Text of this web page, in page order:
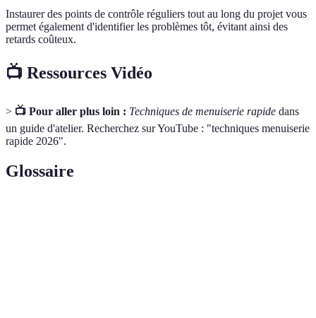
Instaurer des points de contrôle réguliers tout au long du projet vous
permet également d'identifier les problèmes tôt, évitant ainsi des
retards coûteux.
📺 Ressources Vidéo
> 📺 Pour aller plus loin : Techniques de menuiserie rapide dans
un guide d'atelier. Recherchez sur YouTube : "techniques menuiserie
rapide 2026".
Glossaire